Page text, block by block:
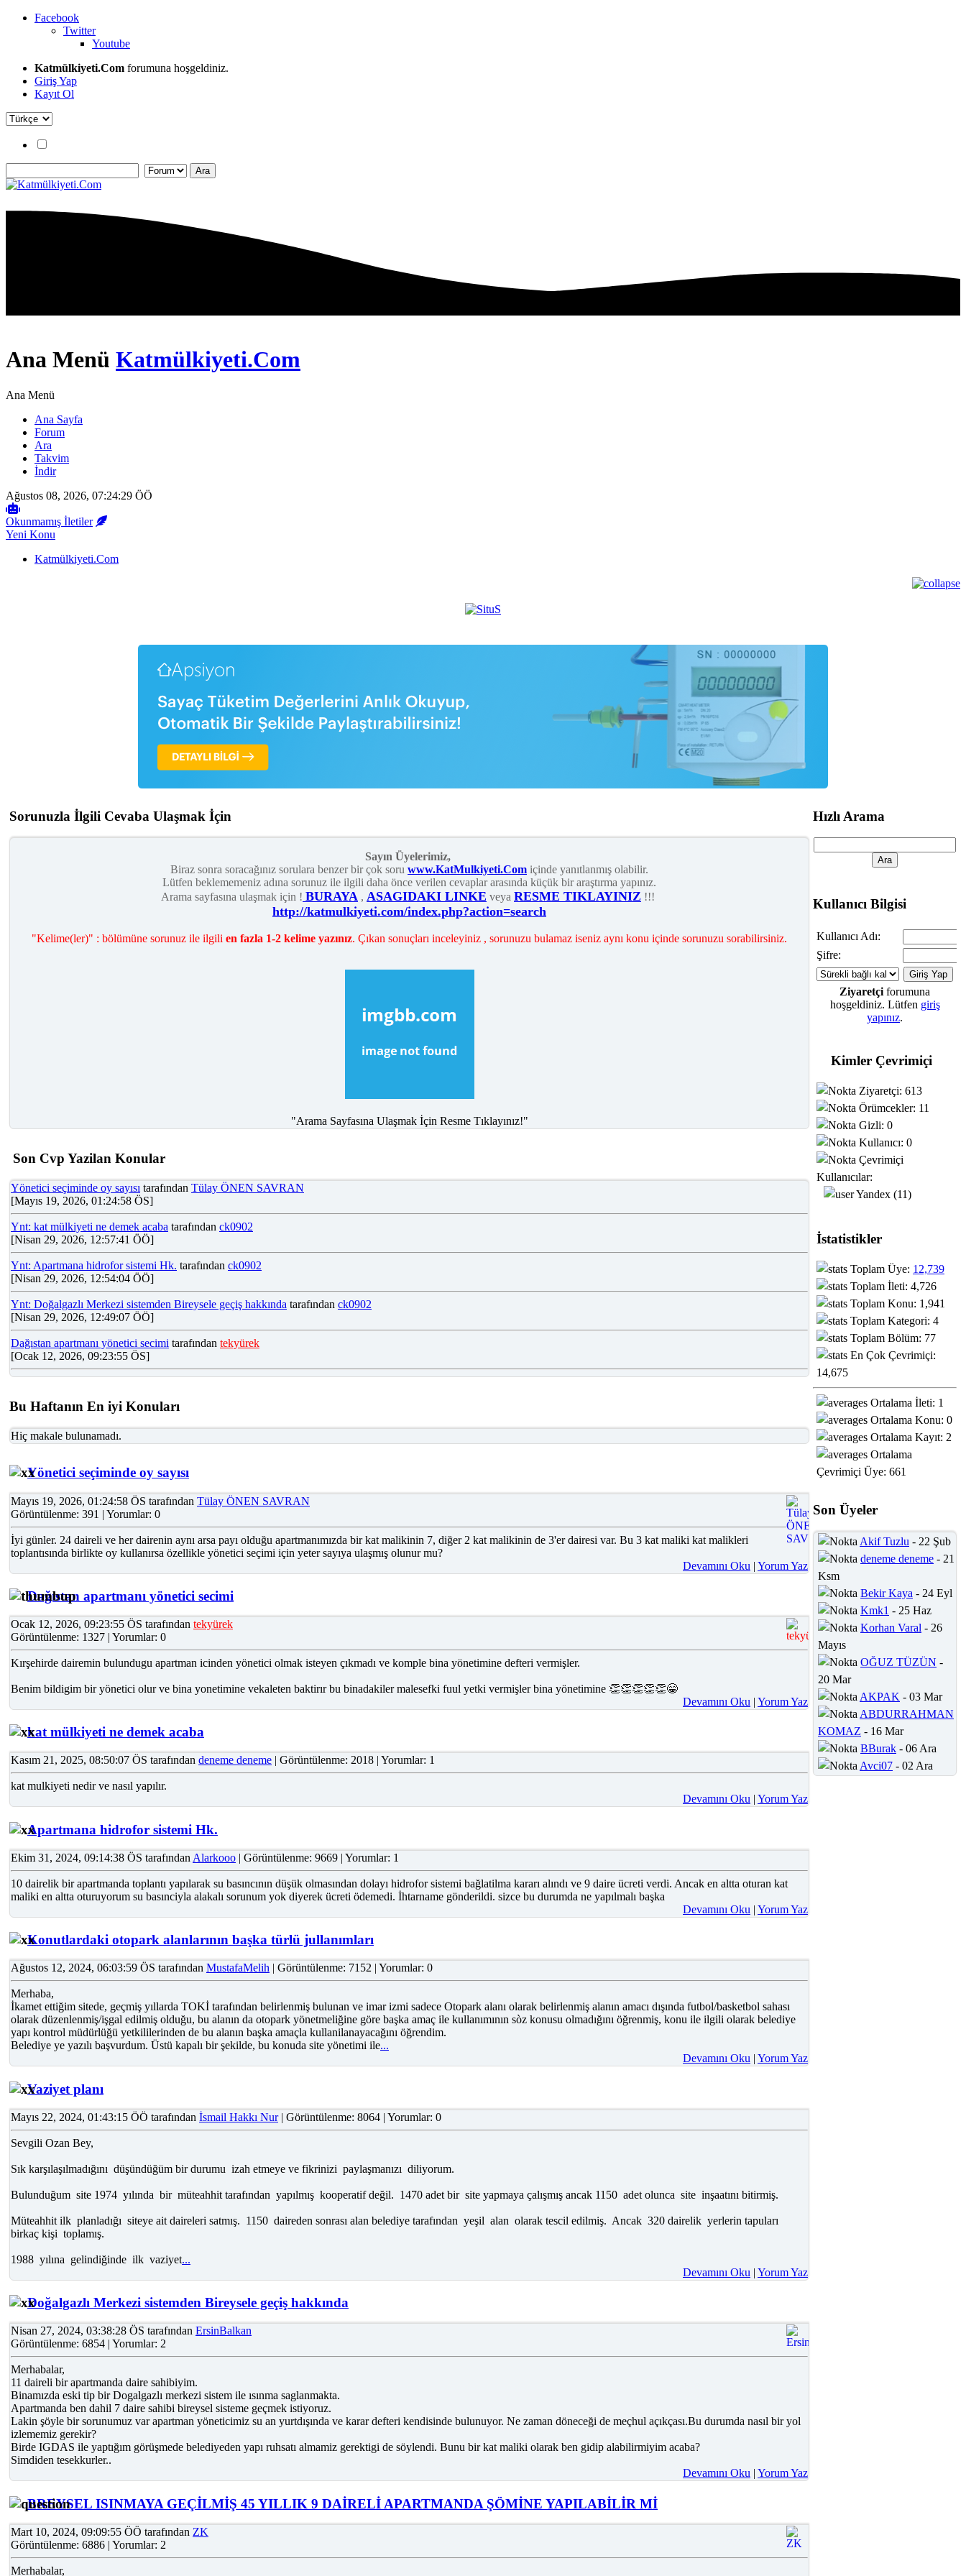
Facebook
Twitter
Youtube
Katmülkiyeti.Com forumuna hoşgeldiniz.
Giriş Yap
Kayıt Ol
Ana Menü Katmülkiyeti.Com
Ana Menü
Ana Sayfa
Forum
Ara
Takvim
İndir
Ağustos 08, 2026, 07:24:29 ÖÖ
Okunmamış İletiler
Yeni Konu
Katmülkiyeti.Com
Sorunuzla İlgili Cevaba Ulaşmak İçin
Sayın Üyelerimiz,
Biraz sonra soracağınız sorulara benzer bir çok soru www.KatMulkiyeti.Com içinde yanıtlanmış olabilir.
Lütfen beklememeniz adına sorunuz ile ilgili daha önce verilen cevaplar arasında küçük bir araştırma yapınız.
Arama sayfasına ulaşmak için ! BURAYA , ASAGIDAKI LINKE veya RESME TIKLAYINIZ !!!
http://katmulkiyeti.com/index.php?action=search
"Kelime(ler)" : bölümüne sorunuz ile ilgili en fazla 1-2 kelime yazınız. Çıkan sonuçları inceleyiniz , sorunuzu bulamaz iseniz aynı konu içinde sorunuzu sorabilirsiniz.
"Arama Sayfasına Ulaşmak İçin Resme Tıklayınız!"
Son Cvp Yazilan Konular
Yönetici seçiminde oy sayısı tarafından Tülay ÖNEN SAVRAN
[Mayıs 19, 2026, 01:24:58 ÖS]
Ynt: kat mülkiyeti ne demek acaba tarafından ck0902
[Nisan 29, 2026, 12:57:41 ÖÖ]
Ynt: Apartmana hidrofor sistemi Hk. tarafından ck0902
[Nisan 29, 2026, 12:54:04 ÖÖ]
Ynt: Doğalgazlı Merkezi sistemden Bireysele geçiş hakkında tarafından ck0902
[Nisan 29, 2026, 12:49:07 ÖÖ]
Dağıstan apartmanı yönetici secimi tarafından tekyürek
[Ocak 12, 2026, 09:23:55 ÖS]
Bu Haftanın En iyi Konuları
Hiç makale bulunamadı.
Yönetici seçiminde oy sayısı
Mayıs 19, 2026, 01:24:58 ÖS tarafından Tülay ÖNEN SAVRAN
Görüntülenme: 391 | Yorumlar: 0
İyi günler. 24 daireli ve her dairenin aynı arsa payı olduğu apartmanımızda bir kat malikinin 7, diğer 2 kat malikinin de 3'er dairesi var. Bu 3 kat maliki kat malikleri
toplantısında birlikte oy kullanırsa özellikle yönetici seçimi için yeter sayıya ulaşmış olunur mu?
Devamını Oku | Yorum Yaz
Dağıstan apartmanı yönetici secimi
Ocak 12, 2026, 09:23:55 ÖS tarafından tekyürek
Görüntülenme: 1327 | Yorumlar: 0
Kırşehirde dairemin bulundugu apartman icinden yönetici olmak isteyen çıkmadı ve komple bina yönetimine defteri vermişler.
Benim bildigim bir yönetici olur ve bina yonetimine vekaleten baktirır bu binadakiler malesefki fuul yetki vermişler bina yönetimine 👏👏👏👏👏😁
Devamını Oku | Yorum Yaz
kat mülkiyeti ne demek acaba
Kasım 21, 2025, 08:50:07 ÖS tarafından deneme deneme | Görüntülenme: 2018 | Yorumlar: 1
kat mulkiyeti nedir ve nasıl yapılır.
Devamını Oku Yorum Yaz
Apartmana hidrofor sistemi Hk.
Ekim 31, 2024, 09:14:38 ÖS tarafından Alarkooo | Görüntülenme: 9669 | Yorumlar: 1
10 dairelik bir apartmanda toplantı yapılarak su basıncının düşük olmasından dolayı hidrofor sistemi bağlatilma kararı alındı ve 9 daire ücreti verdi. Ancak en altta oturan kat
maliki en altta oturuyorum su basınciyla alakalı sorunum yok diyerek ücreti ödemedi. İhtarname gönderildi. sizce bu durumda ne yapılmalı başka
Devamını Oku | Yorum Yaz
Konutlardaki otopark alanlarının başka türlü jullanımları
Ağustos 12, 2024, 06:03:59 ÖS tarafından MustafaMelih | Görüntülenme: 7152 | Yorumlar: 0
Merhaba,
İkamet ettiğim sitede, geçmiş yıllarda TOKİ tarafından belirlenmiş bulunan ve imar izmi sadece Otopark alanı olarak belirlenmiş alanın amacı dışında futbol/basketbol sahası
olarak düzenlenmiş/işgal edilmiş olduğu, bu alanın da otopark yönetmeliğine göre başka amaç ile kullanımının sòz konusu olmadığını öğrenmiş, konu ile ilgili olarak belediye
yapı kontrol müdürlüğü yetkililerinden de bu alanın başka amaçla kullanilanayacağını öğrendim.
Belediye ye yazılı başvurdum. Üstü kapalı bir şekilde, bu konuda site yönetimi ile...
Devamını Oku | Yorum Yaz
Vaziyet planı
Mayıs 22, 2024, 01:43:15 ÖÖ tarafından İsmail Hakkı Nur| Görüntülenme: 8064 | Yorumlar: 0
Sevgili Ozan Bey,
Sık karşılaşılmadığını düşündüğüm bir durumu izah etmeye ve fikrinizi paylaşmanızı diliyorum.
Bulunduğum site 1974 yılında bir müteahhit tarafından yapılmış kooperatif değil. 1470 adet bir site yapmaya çalışmış ancak 1150 adet olunca site inşaatını bitirmiş.
Müteahhit ilk planladığı siteye ait daireleri satmış. 1150 daireden sonrası alan belediye tarafından yeşil alan olarak tescil edilmiş. Ancak 320 dairelik yerlerin tapuları
birkaç kişi toplamış.
1988 yılına gelindiğinde ilk vaziyet...
Devamını Oku | Yorum Yaz
Doğalgazlı Merkezi sistemden Bireysele geçiş hakkında
Nisan 27, 2024, 03:38:28 ÖS tarafından ErsinBalkan
Görüntülenme: 6854 | Yorumlar: 2
Merhabalar,
11 daireli bir apartmanda daire sahibiyim.
Binamızda eski tip bir Dogalgazlı merkezi sistem ile ısınma saglanmakta.
Apartmanda ben dahil 7 daire sahibi bireysel sisteme geçmek istiyoruz.
Lakin şöyle bir sorunumuz var apartman yöneticimiz su an yurtdışında ve karar defteri kendisinde bulunuyor. Ne zaman döneceği de meçhul açıkçası.Bu durumda nasıl bir yol
izlememiz gerekir?
Birde IGDAS ile yaptığım görüşmede belediyeden yapı ruhsatı almamiz gerektigi de söylendi. Bunu bir kat maliki olarak ben gidip alabilirmiyim acaba?
Simdiden tesekkurler..
Devamını Oku | Yorum Yaz
BREYSEL ISINMAYA GEÇİLMİŞ 45 YILLIK 9 DAİRELİ APARTMANDA ŞÖMİNE YAPILABİLİR Mİ
Mart 10, 2024, 09:09:55 ÖÖ tarafından ZK
Görüntülenme: 6886 | Yorumlar: 2
Merhabalar,
Hızlı Arama
Kullanıcı Bilgisi
Kullanıcı Adı:
Şifre:
Ziyaretçi forumuna
hoşgeldiniz. Lütfen giriş
yapınız.
Kimler Çevrimiçi
Ziyaretçi: 613
Örümcekler: 11
Gizli: 0
Kullanıcı: 0
Çevrimiçi
Kullanıcılar:
Yandex (11)
İstatistikler
Toplam Üye: 12,739
Toplam İleti: 4,726
Toplam Konu: 1,941
Toplam Kategori: 4
Toplam Bölüm: 77
En Çok Çevrimiçi:
14,675
Ortalama İleti: 1
Ortalama Konu: 0
Ortalama Kayıt: 2
Ortalama
Çevrimiçi Üye: 661
Son Üyeler
Akif Tuzlu - 22 Şub
deneme deneme - 21
Ksm
Bekir Kaya - 24 Eyl
Kmk1 - 25 Haz
Korhan Varal - 26
Mayıs
OĞUZ TÜZÜN -
20 Mar
AKPAK - 03 Mar
ABDURRAHMAN
KOMAZ - 16 Mar
BBurak - 06 Ara
Avci07 - 02 Ara